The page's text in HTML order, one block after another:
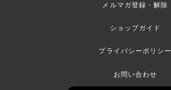
メルマガ登録・解除
ショップガイド
プライバシーポリシー
お問い合わせ